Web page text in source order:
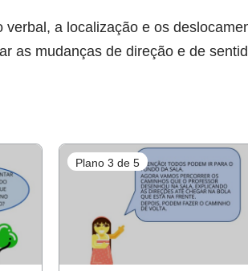
a localização e os
as mudanças de direção e de
Plano 3 de 5